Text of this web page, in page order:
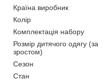
Країна виробник
Колір
Комплектація набору
Розмір дитячого одягу (за
зростом)
Сезон
Стан